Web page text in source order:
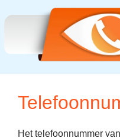
Het telefoonnummer